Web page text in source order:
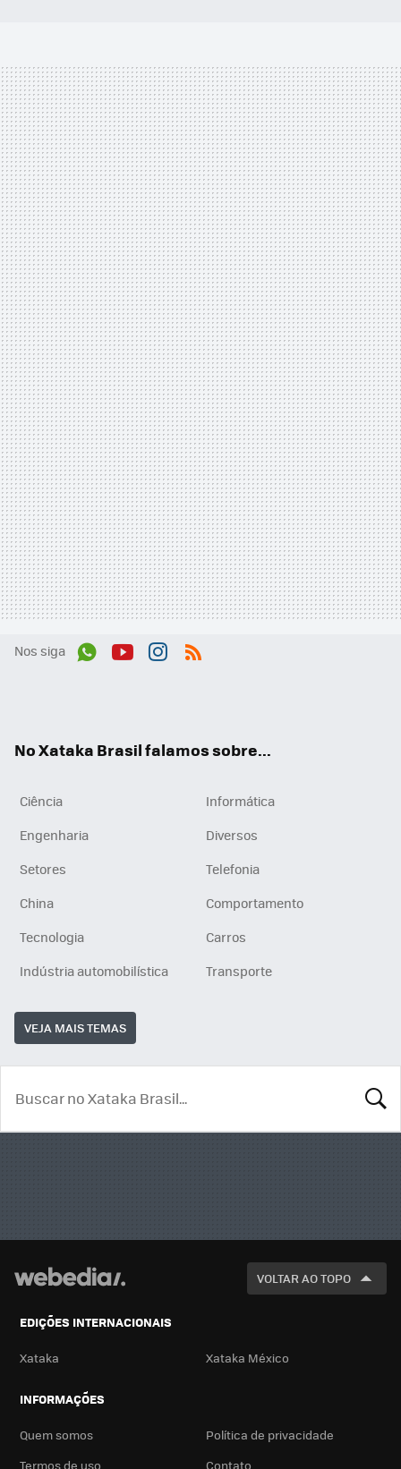
Nos siga
No Xataka Brasil falamos sobre...
Ciência
Informática
Engenharia
Diversos
Setores
Telefonia
China
Comportamento
Tecnologia
Carros
Indústria automobilística
Transporte
VEJA MAIS TEMAS
VOLTAR AO TOPO
EDIÇÕES INTERNACIONAIS
Xataka Xataka México
INFORMAÇÕES
Quem somos
Política de privacidade
Termos de uso
Contato